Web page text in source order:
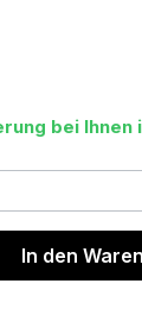
bei Ihnen
den
In den